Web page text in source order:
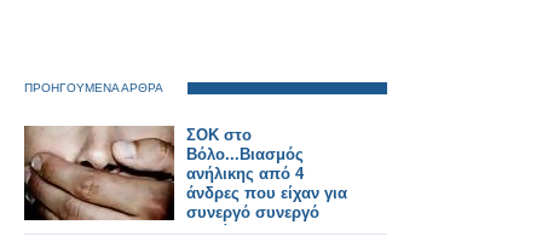
ΠΡΟΗΓΟΥΜΕΝΑ ΑΡΘΡΑ
ΣΟΚ στο
Βόλο...Βιασμός
ανήλικης από 4
άνδρες που είχαν για
συνεργό συνεργό
γυναίκα..